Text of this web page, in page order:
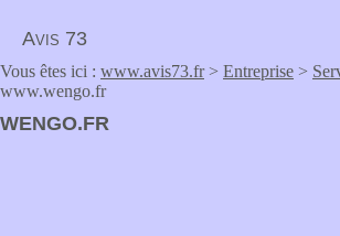
Avis 73
Vous êtes ici : www.avis73.fr> Entreprise >
www.wengo.fr
WENGO.FR